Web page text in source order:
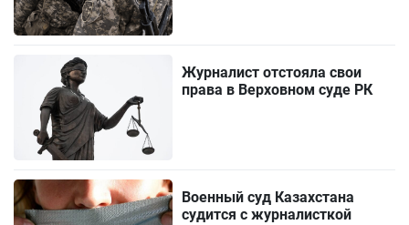
Журналист отстояла свои
права в Верховном суде РК
Военный суд Казахстана
судится с журналисткой